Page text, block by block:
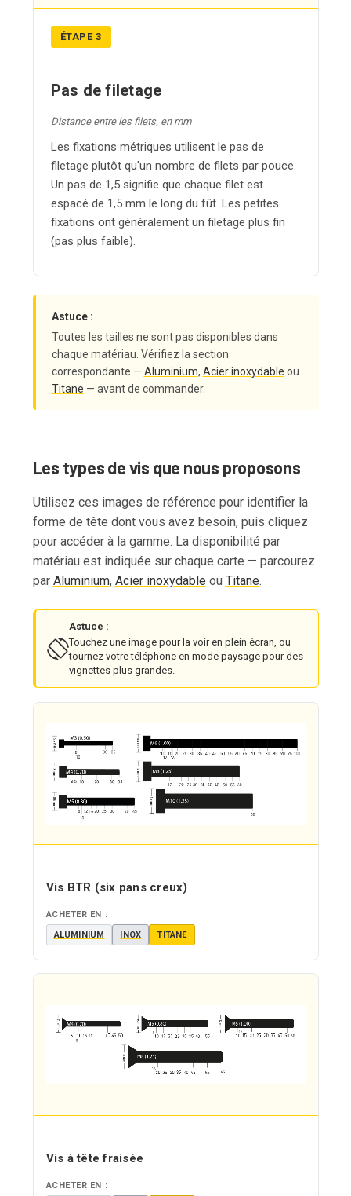
ÉTAPE 3
Pas de filetage
Distance entre les filets, en mm
Les fixations métriques utilisent le pas de
filetage plutôt qu'un nombre de filets par pouce.
Un pas de 1,5 signifie que chaque filet est
espacé de 1,5 mm le long du fût. Les petites
fixations ont généralement un filetage plus fin
(pas plus faible).
Astuce :
Toutes les tailles ne sont pas disponibles dans
chaque matériau. Vérifiez la section
correspondante — Aluminium, Acier inoxydable ou
Titane — avant de commander.
Les types de vis que nous proposons
Utilisez ces images de référence pour identifier la
forme de tête dont vous avez besoin, puis cliquez
pour accéder à la gamme. La disponibilité par
matériau est indiquée sur chaque carte — parcourez
par Aluminium, Acier inoxydable ou Titane.
Astuce :
Touchez une image pour la voir en plein écran, ou
tournez votre téléphone en mode paysage pour des
vignettes plus grandes.
Vis BTR (six pans creux)
ACHETER EN :
ALUMINIUM
INOX TITANE
Vis à tête fraisée
ACHETER EN :